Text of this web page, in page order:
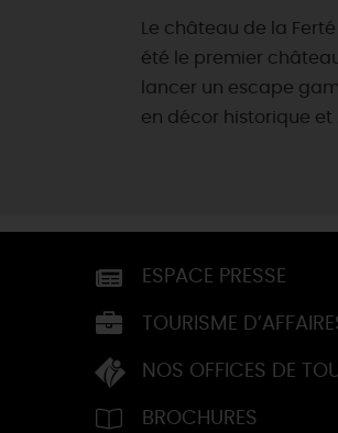
Le château de la
été le premier
lancer un escape
en décor historique et ...
ESPACE PRESSE
TOURISME
NOS OFFICES DE
BROCHURES